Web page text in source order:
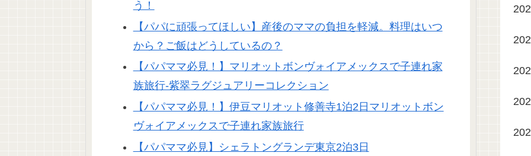
う！
【パパに頑張ってほしい】産後のママの負担を軽減。料理はいつ
から？ご飯はどうしているの？
【パパママ必見！】マリオットボンヴォイアメックスで子連れ家
族旅行-紫翠ラグジュアリーコレクション
【パパママ必見！】伊豆マリオット修善寺1泊2日マリオットボン
ヴォイアメックスで子連れ家族旅行
【パパママ必見】シェラトングランデ東京2泊3日